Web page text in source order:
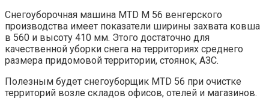
Снегоуборочная машина MTD M 56 венгерского
производства имеет показатели ширины захвата ковша
в 560 и высоту 410 мм. Этого достаточно для
качественной уборки снега на территориях среднего
размера придомовой территории, стоянок, АЗС.
Полезным будет снегоуборщик MTD 56 при очистке
территорий возле складов офисов, отелей и магазинов.